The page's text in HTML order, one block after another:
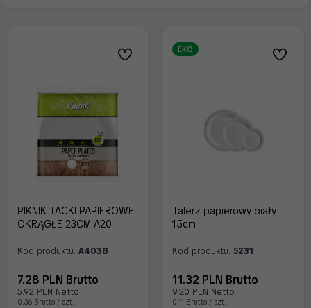
PIKNIK TACKI PAPIEROWE
OKRĄGŁE 23CM A20
Kod produktu: A4038
7.28 PLN Brutto
5.92 PLN Netto
0.36 Brutto / szt.
EKO
Talerz papierowy biały
15cm
Kod produktu: 5231
11.32 PLN Brutto
9.20 PLN Netto
0.11 Brutto / szt.